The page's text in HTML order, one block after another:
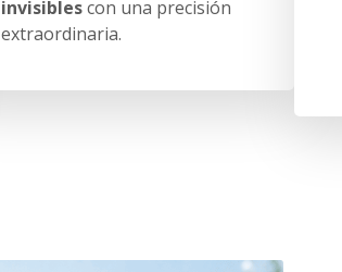
invisiblescon una precisión
extraordinaria.